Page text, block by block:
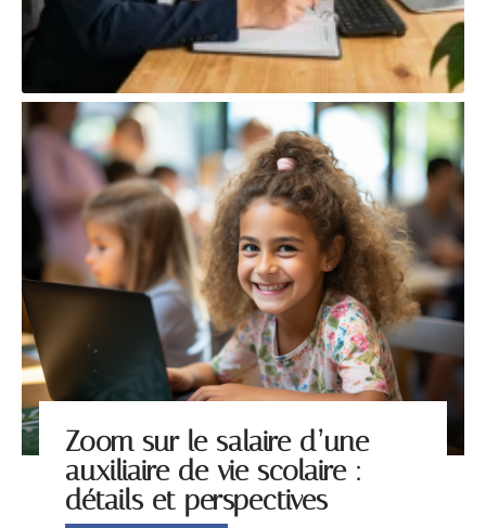
Zoom sur le salaire d’une
auxiliaire de vie scolaire :
détails et perspectives